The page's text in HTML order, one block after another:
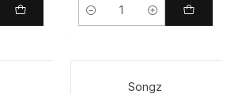
Cantidad
Songz